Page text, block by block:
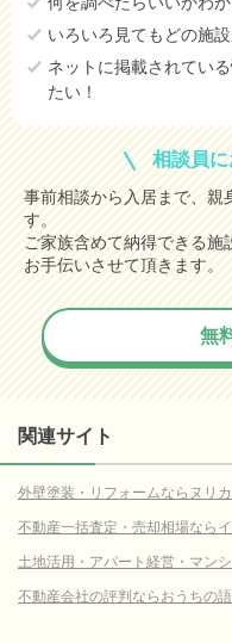
いろいろ見てもどの施
ネットに掲載されてい
たい！
相談員
事前相談から入居まで、親
す。
ご家族含めて納得できる施
お手伝いさせて頂きます。
無
関連サイト
外壁塗装・リフォームならヌリ
不動産一括査定・売却相場なら
土地活用・アパート経営・マン
不動産会社の評判ならおうちの